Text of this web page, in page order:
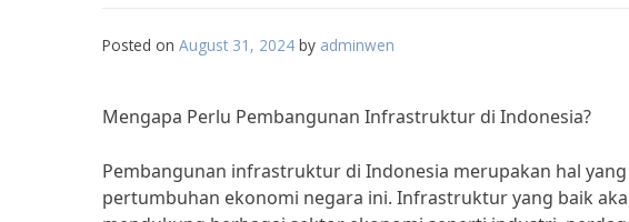
Posted on August 31, 2024 by adminwen
Mengapa Perlu Pembangunan Infrastruktur di Indonesia?
Pembangunan infrastruktur di Indonesia merupakan hal
pertumbuhan ekonomi negara ini. Infrastruktur yang baik